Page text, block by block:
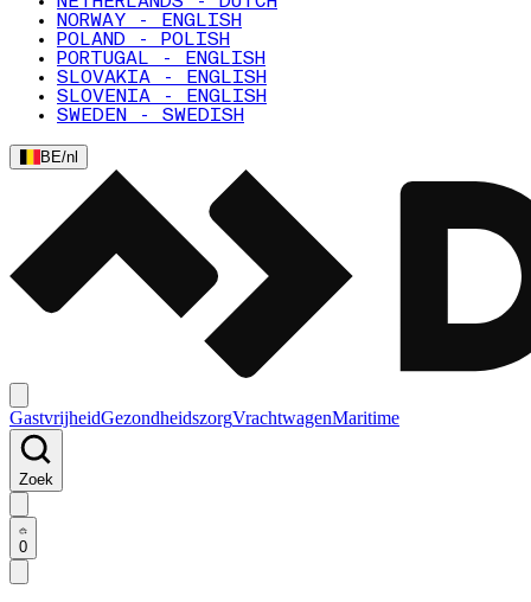
NORWAY - ENGLISH
POLAND - POLISH
PORTUGAL - ENGLISH
SLOVAKIA - ENGLISH
SLOVENIA - ENGLISH
SWEDEN - SWEDISH
BE/nl
GastvrijheidGezondheidszorgVrachtwagenMaritime
Zoek
0